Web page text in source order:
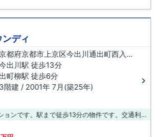
ディ
京都府京都市上京区今出川通出町西入三芳町
出川駅 徒歩13分
出町柳駅 徒歩6分
3階建 / 2001年 7月(築25年)
こちらの物件はマンションです。駅まで徒歩13分の物件です。交通利便性の高い今出川での暮らしは快適。住まいをお探しになるなら、当社にお問い合わせ下さい。ご連絡はこちらまで。